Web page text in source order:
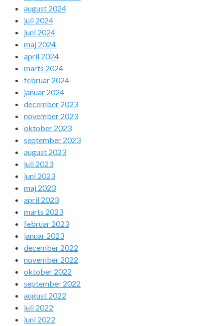
august 2024
juli 2024
juni 2024
maj 2024
april 2024
marts 2024
februar 2024
januar 2024
december 2023
november 2023
oktober 2023
september 2023
august 2023
juli 2023
juni 2023
maj 2023
april 2023
marts 2023
februar 2023
januar 2023
december 2022
november 2022
oktober 2022
september 2022
august 2022
juli 2022
juni 2022